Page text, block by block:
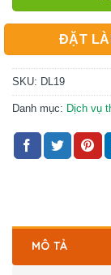
ĐẶT
SKU: DL19
Danh mục: Dịch vụ
MÔ TẢ